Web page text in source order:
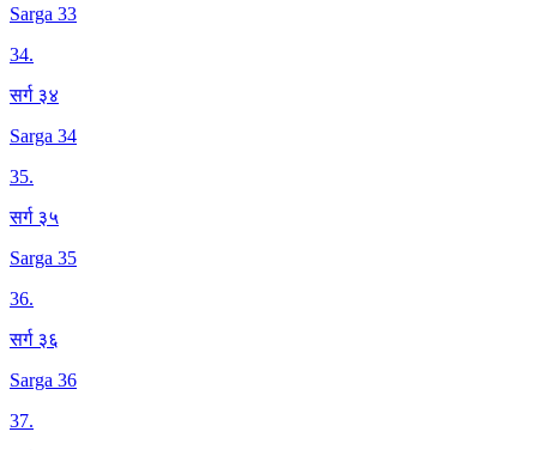
Sarga 33
34.
सर्ग ३४
Sarga 34
35.
सर्ग ३५
Sarga 35
36.
सर्ग ३६
Sarga 36
37.